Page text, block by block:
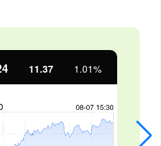
11.37 1.01%